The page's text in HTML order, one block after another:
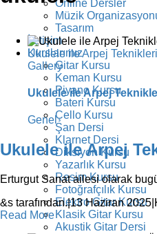
Online Dersler
Müzik
Tasarım
İletişim
Kurslarımız
Gitar Kursu
Keman Kursu
Piyano Kursu
Bateri Kursu
Çello Kursu
Şan Dersi
Klarnet Dersi
Diksiyon Kursu
Yazarlık Kursu
Resim Kursu
Fotoğrafçılık Kursu
Elektro Gitar Kursu
Klasik Gitar Kursu
Akustik Gitar Dersi
Ukulele ile Arpej
Gallery
Ukulele ile Arpej
Genel
Ukulele ile Arpej
Erturgut Sanat ailesi olarak
&s tarafından.|13 Haziran 2025
Read More